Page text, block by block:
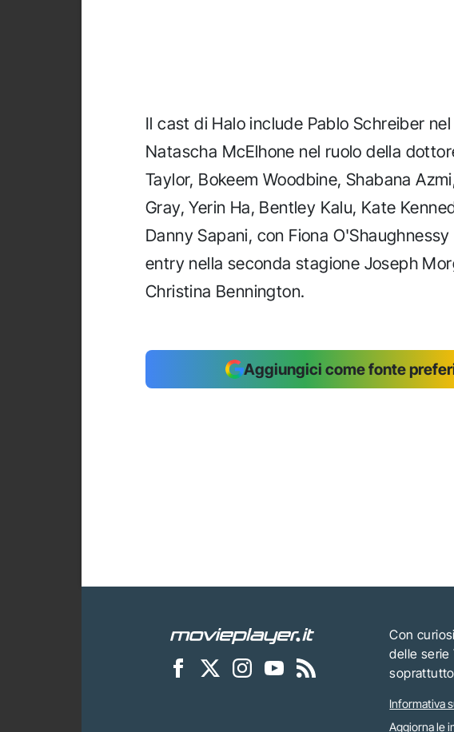
Il cast di Halo include Pablo Schreiber
Natascha McElhone nel ruolo della
Taylor, Bokeem Woodbine, Shabana
Gray, Yerin Ha, Bentley Kalu, Kate
Danny Sapani, con Fiona
entry nella seconda stagione Joseph
Christina Bennington.
Aggiungici come fonte
Con
delle serie
Informativa
Aggiorna le